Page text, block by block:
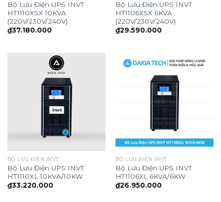
Bộ Lưu Điện UPS INVT
HT1110XSX 10KVA
(220V/230V/240V)
₫37.180.000
Bộ Lưu Điện UPS INVT
HT1106XSX 6KVA
(220V/230V/240V)
₫29.590.000
BỘ LƯU ĐIỆN INVT
Bộ Lưu Điện UPS INVT
HT1110XL 10KVA/10KW
₫33.220.000
BỘ LƯU ĐIỆN INVT
Bộ Lưu Điện UPS INVT
HT1106XL 6KVA/6KW
₫26.950.000